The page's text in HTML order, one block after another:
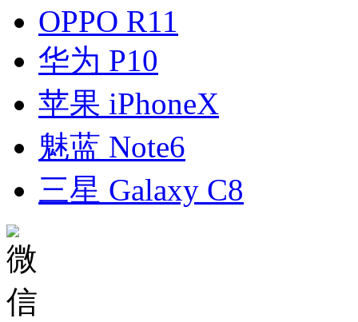
OPPO R11
华为 P10
苹果 iPhoneX
魅蓝 Note6
三星 Galaxy C8